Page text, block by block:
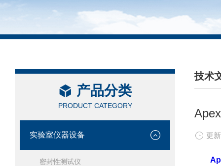
产品分类
PRODUCT CATEGORY
实验室仪器设备
密封性测试仪
技术
/
更